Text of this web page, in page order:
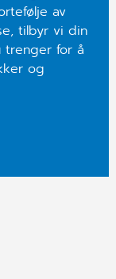
av
tilbyr vi din
trenger for å
og